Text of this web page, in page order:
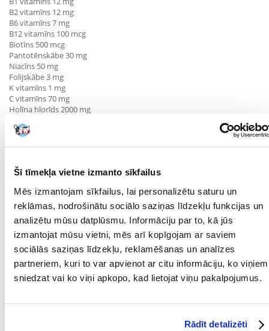
Šī tīmekļa vietne izmanto sīkfailus
Mēs izmantojam sīkfailus, lai personalizētu saturu un
reklāmas, nodrošinātu sociālo saziņas līdzekļu funkcijas un
analizētu mūsu datplūsmu. Informāciju par to, kā jūs
izmantojat mūsu vietni, mēs arī kopīgojam ar saviem
sociālās saziņas līdzekļu, reklamēšanas un analīzes
partneriem, kuri to var apvienot ar citu informāciju, ko viņiem
sniedzat vai ko viņi apkopo, kad lietojat viņu pakalpojumus.
Rādīt detalizēti
B2 vitamīns 12 mg
B6 vitamīns 7 mg
B12 vitamīns 100 mcg
Biotīns 500 mcg
Pantotēnskābe 30 mg
Niacīns 50 mg
Folijskābe 3 mg
K vitamīns 1 mg
C vitamīns 70 mg
Holīna hlorīds 2000 mg
Cinks (kā cinka oksīds) 90 mg
Mangāns 12 mg
Selēns (kā nātrija selenāts) 0,20 mg
Parametri
IEPAKOJUMA SVARS
(KG):
MĀJDZĪVNIEKA
Vidēja lieluma šķirnes
PRODUKTU LĪNIJA: Bosch Junior Medium